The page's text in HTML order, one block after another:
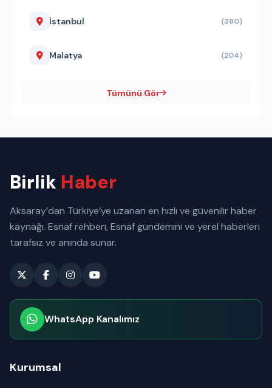
İstanbul (380)
Malatya (204)
Tümünü Gör
Birlik Haber
Aksaray’dan Türkiye’ye uzanan en hızlı ve güvenilir haber
kaynağı. Esnaf rehberi, Esnaf gündemini ve yerel haberleri
tarafsız ve anında sunar.
WhatsApp Kanalımız
Kurumsal